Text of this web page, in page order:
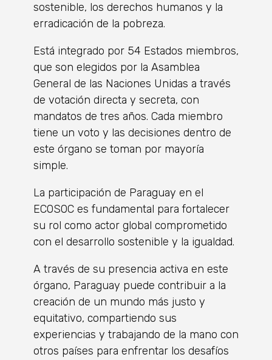
sostenible, los derechos humanos y la
erradicación de la pobreza.
Está integrado por 54 Estados miembros,
que son elegidos por la Asamblea
General de las Naciones Unidas a través
de votación directa y secreta, con
mandatos de tres años. Cada miembro
tiene un voto y las decisiones dentro de
este órgano se toman por mayoría
simple.
La participación de Paraguay en el
ECOSOC es fundamental para fortalecer
su rol como actor global comprometido
con el desarrollo sostenible y la igualdad.
A través de su presencia activa en este
órgano, Paraguay puede contribuir a la
creación de un mundo más justo y
equitativo, compartiendo sus
experiencias y trabajando de la mano con
otros países para enfrentar los desafíos